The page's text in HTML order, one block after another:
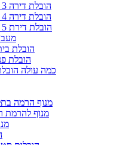
הובלת דירה 3 חדרים
הובלת דירה 4 חדרים
הובלת דירת 5 חדרים
הובלת
הובלת
כמה עולה
מנוף הרמה
מנוף להרמת